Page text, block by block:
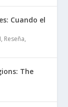
Cuando el
, Reseña,
The